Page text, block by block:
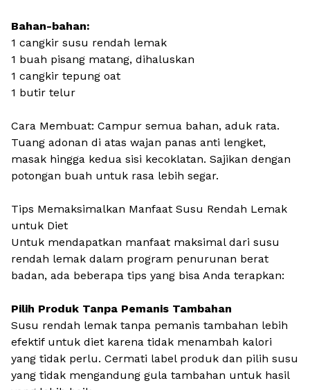
Bahan-bahan:
1 cangkir susu rendah lemak
1 buah pisang matang, dihaluskan
1 cangkir tepung oat
1 butir telur
Cara Membuat: Campur semua bahan, aduk rata.
Tuang adonan di atas wajan panas anti lengket,
masak hingga kedua sisi kecoklatan. Sajikan dengan
potongan buah untuk rasa lebih segar.
Tips Memaksimalkan Manfaat Susu Rendah Lemak
untuk Diet
Untuk mendapatkan manfaat maksimal dari susu
rendah lemak dalam program penurunan berat
badan, ada beberapa tips yang bisa Anda terapkan:
Pilih Produk Tanpa Pemanis Tambahan
Susu rendah lemak tanpa pemanis tambahan lebih
efektif untuk diet karena tidak menambah kalori
yang tidak perlu. Cermati label produk dan pilih susu
yang tidak mengandung gula tambahan untuk hasil